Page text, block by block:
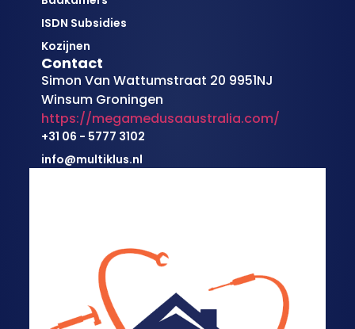
ISDN Subsidies
Kozijnen
Contact
Simon Van Wattumstraat 20 9951NJ
Winsum Groningen
https://megamedusaaustralia.com/
+31 06 - 5777 3102
info@multiklus.nl